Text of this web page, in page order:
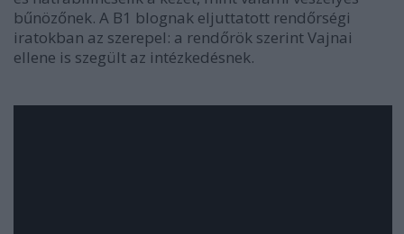
bűnözőnek. A B1 blognak eljuttatott rendőrségi
iratokban az szerepel: a rendőrök szerint Vajnai
ellene is szegült az intézkedésnek.